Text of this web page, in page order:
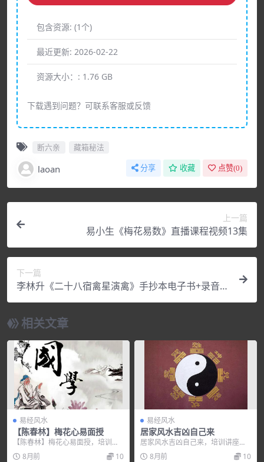
包含资源: (1个)
最近更新: 2026-02-22
资源大小：: 1.76 GB
下载遇到问题？可联系客服或反馈
断六亲 藏箱秘法
laoan 分享 收藏 点赞(0)
上一篇
易小生《梅花易数》直播课程视频13集
下一篇
李林升《二十八宿禽星演禽》手抄本电子书+录音2
0个
相关文章
易经风水
【陈春林】梅花心易面授
【陈春林】梅花心易面授，培训讲
座视频，培训课程视频教程下载，
百度网盘资源分享下载...
8月前 10
易经风水
居家风水吉凶自己来
居家风水吉凶自己来，培训讲座视
频，培训课程视频教程下载，百度
网盘资源分享下载。
8月前 10